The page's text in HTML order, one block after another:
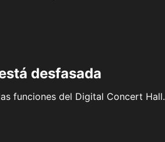
desfasada
funciones del Digital Concert Hall.